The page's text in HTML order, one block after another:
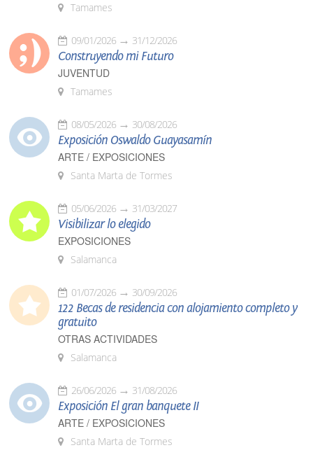
Tamames
09/01/2026 31/12/2026
Construyendo mi Futuro
JUVENTUD
Tamames
08/05/2026 30/08/2026
Exposición Oswaldo Guayasamín
ARTE / EXPOSICIONES
Santa Marta de Tormes
05/06/2026 31/03/2027
Visibilizar lo elegido
EXPOSICIONES
Salamanca
01/07/2026 30/09/2026
122 Becas de residencia con alojamiento completo y
gratuito
OTRAS ACTIVIDADES
Salamanca
26/06/2026 31/08/2026
Exposición El gran banquete II
ARTE / EXPOSICIONES
Santa Marta de Tormes